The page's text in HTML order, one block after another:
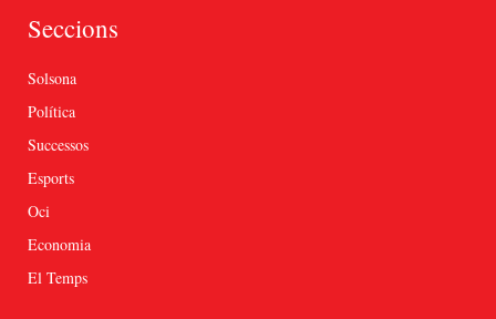
Seccions
Solsona
Política
Successos
Esports
Oci
Economia
El Temps